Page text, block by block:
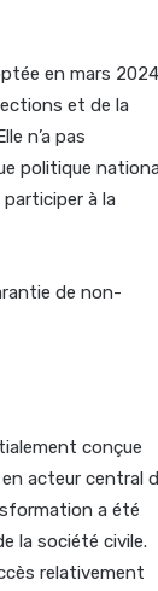
en mars 2024
et de la
n’a pas
politique
à la
de non-
conçue
acteur central
a été
la société civile.
relativement